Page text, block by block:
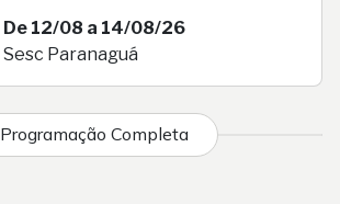
De 12/08 a 14/08/26
Sesc Paranaguá
Programação Completa